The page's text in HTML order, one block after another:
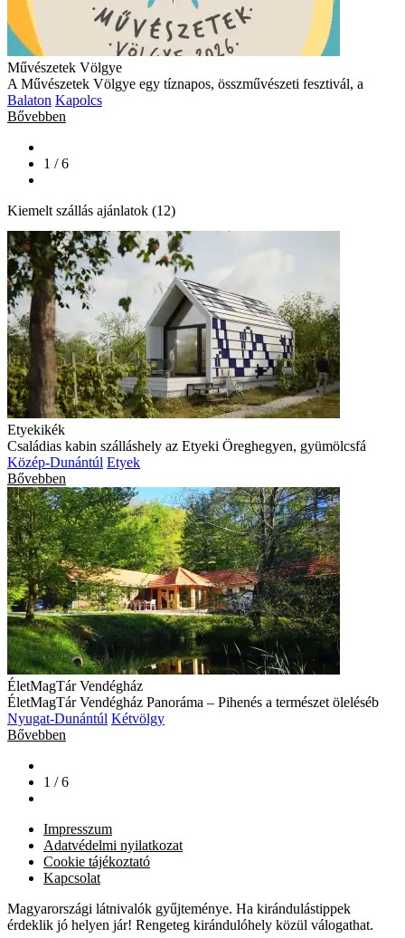
Művészetek Völgye
A Művészetek Völgye egy tíznapos, összművészeti fesztivál, a
Balaton Kapolcs
Bővebben
1 / 6
Kiemelt szállás ajánlatok (12)
Etyekikék
Családias kabin szálláshely az Etyeki Öreghegyen, gyümölcsfá
Közép-Dunántúl Etyek
Bővebben
ÉletMagTár Vendégház
ÉletMagTár Vendégház Panoráma – Pihenés a természet öleléséb
Nyugat-Dunántúl Kétvölgy
Bővebben
1 / 6
Impresszum
Adatvédelmi nyilatkozat
Cookie tájékoztató
Kapcsolat
Magyarországi látnivalók gyűjteménye. Ha kirándulástippek
érdeklik jó helyen jár! Rengeteg kirándulóhely közül válogathat.